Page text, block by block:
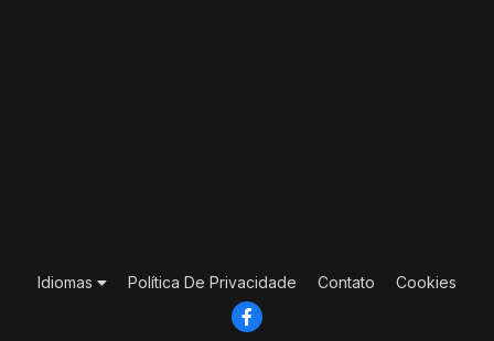
Idiomas Política De Privacidade Contato Cookies